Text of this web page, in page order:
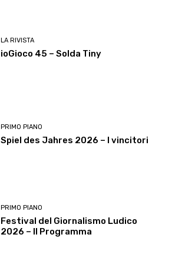
LA RIVISTA
ioGioco 45 – Solda Tiny
PRIMO PIANO
Spiel des Jahres 2026 – I vincitori
PRIMO PIANO
Festival del Giornalismo Ludico
2026 – Il Programma